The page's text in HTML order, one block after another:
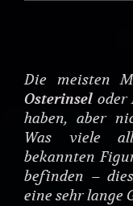
Die meisten
Osterinsel oder
haben, aber
Was viele
bekannten
befinden –
eine sehr lange